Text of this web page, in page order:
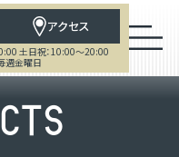
アクセス
土日祝：10:00～20:00
週金曜日
TS